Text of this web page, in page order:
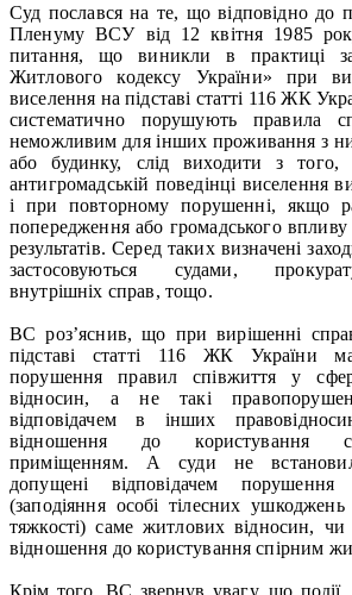
Суд послався на те, що відповідно до
Пленуму ВСУ від 12 квітня 1985
питання, що виникли в практиці
Житлового кодексу України» при
виселення на підставі статті 116 ЖК
систематично порушують правила
неможливим для інших проживання з
або будинку, слід виходити з
антигромадській поведінці виселення
і при повторному порушенні, якщо
попередження або громадського
результатів. Серед таких визначені
застосовуються судами,
внутрішніх справ, тощо.
ВС роз’яснив, що при вирішенні
підставі статті 116 ЖК України
порушення правил співжиття у
відносин, а не такі
відповідачем в інших
відношення до користування
приміщенням. А суди не
допущені відповідачем
(заподіяння особі тілесних
тяжкості) саме житлових відносин,
відношення до користування спірним
Крім того, ВС звернув увагу, що